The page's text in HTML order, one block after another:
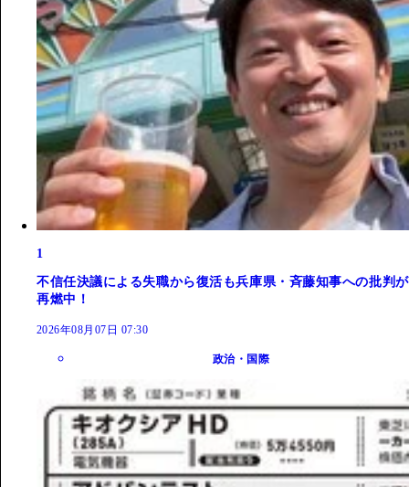
1
不信任決議による失職から復活も兵庫県・斉藤知事への批判が
再燃中！
2026年08月07日 07:30
政治・国際